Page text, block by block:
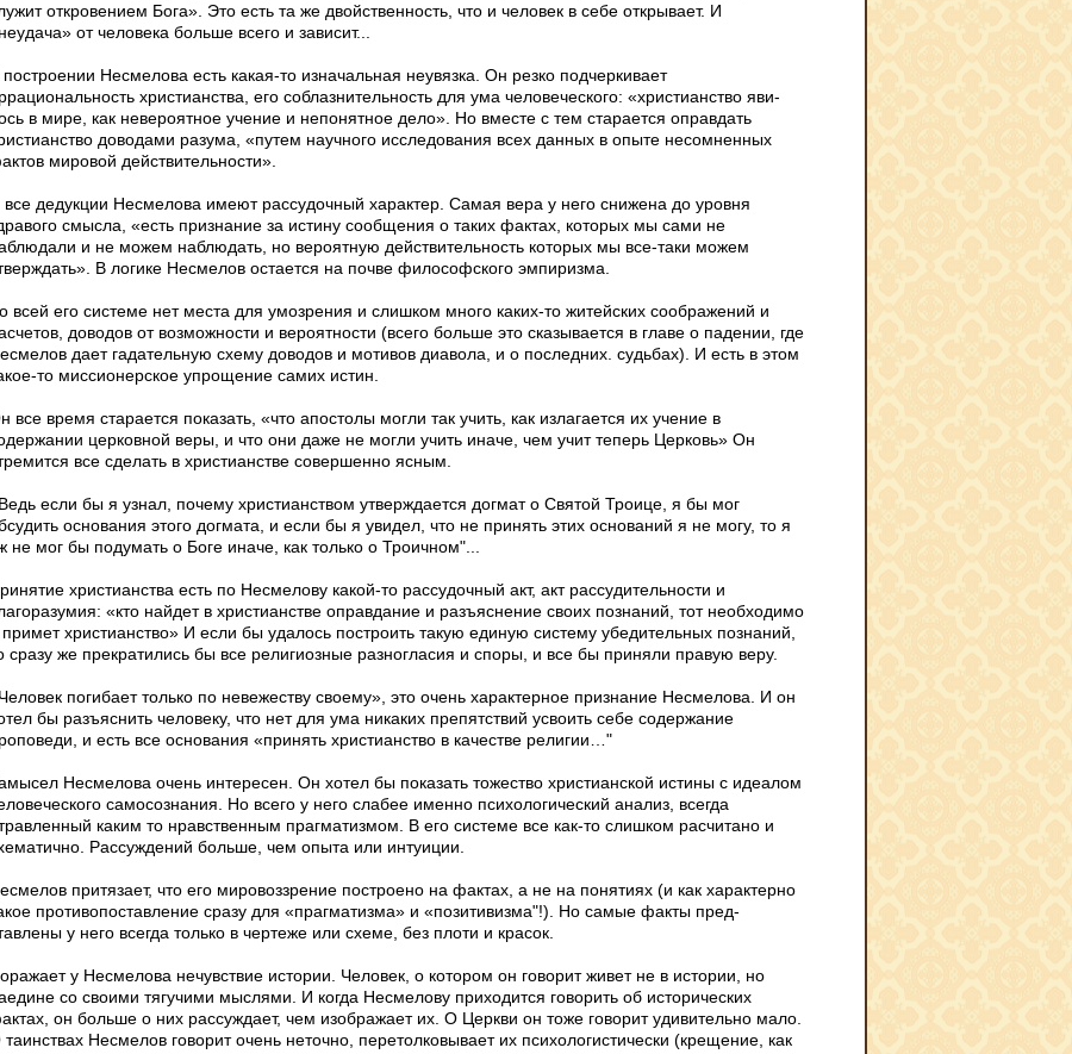
откровением Бога». Это есть та же двойственность, что и человек в себе открывает. И
от человека больше всего и зависит...
Несмелова есть какая-то изначальная неувязка. Он резко подчеркивает
христианства, его соблазнительность для ума человеческого: «христианство яви­
в мире, как невероятное учение и непонят­ное дело». Но вместе с тем старается оправдать
доводами разума, «путем научного исследования всех данных в опыте несомненных
мировой действительности».
все дедукции Несмелова имеют рассудочный характер. Самая вера у него снижена до уровня
смысла, «есть признание за истину сообщения о таких фактах, которых мы сами не
и не можем наблюдать, но вероятную действительность ко­торых мы все-таки можем
В логике Несмелов остается на почве философского эмпиризма.
всей его системе нет места для умозрения и слишком много каких-то житейских соображений и
доводов от возможности и вероятности (всего больше это сказы­вается в главе о падении, где
дает гадатель­ную схему доводов и мотивов диавола, и о последних. судьбах). И есть в этом
то миссионерское упрощение самих истин.
все время старается показать, «что апостолы могли так учить, как излагается их учение в
церковной веры, и что они даже не могли учить иначе, чем учит теперь Цер­ковь» Он
все сделать в христианстве совер­шенно ясным.
если бы я узнал, почему христианством утверждается догмат о Святой Троице, я бы мог
основания этого догмата, и если бы я увидел, что не принять этих оснований я не могу, то я
не мог бы подумать о Боге иначе, как только о Троичном"...
христианства есть по Несмелову ка­кой-то рассудочный акт, акт рассудительности и
«кто найдет в христианстве оправдание и разъяснение своих познаний, тот необходимо
примет христианство» И если бы удалось построить такую единую систему убедительных познаний,
сразу же прекратились бы все религиозные разногласия и споры, и все бы приняли правую веру.
погибает только по невежеству своему», это очень характерное признание Несмелова. И он
бы разъяснить человеку, что нет для ума никаких препятствий усвоить себе содержание
и есть все основания «принять христианство в качестве религии…"
Несмелова очень интересен. Он хотел бы пока­зать тожество христианской истины с идеалом
самосознания. Но всего у него слабее именно психологический анализ, всегда
каким то нравственным прагматизмом. В его системе все как-то слишком расчитано и
Рассуждений больше, чем опыта или интуиции.
притязает, что его мировоззрение построено на фактах, а не на понятиях (и как характерно
противопоставление сразу для «прагматизма» и «позитивизма"!). Но самые факты пред­
у него всегда только в чертеже или схеме, без плоти и красок.
у Несмелова нечувствие истории. Человек, о котором он говорит живет не в истории, но
со своими тягучими мыслями. И когда Несмелову приходится говорить об исторических
он больше о них рассуждает, чем изображает их. О Церкви он тоже говорит удивительно мало.
Несмелов говорит очень неточно, перетолковывает их психологистически (крещение, как